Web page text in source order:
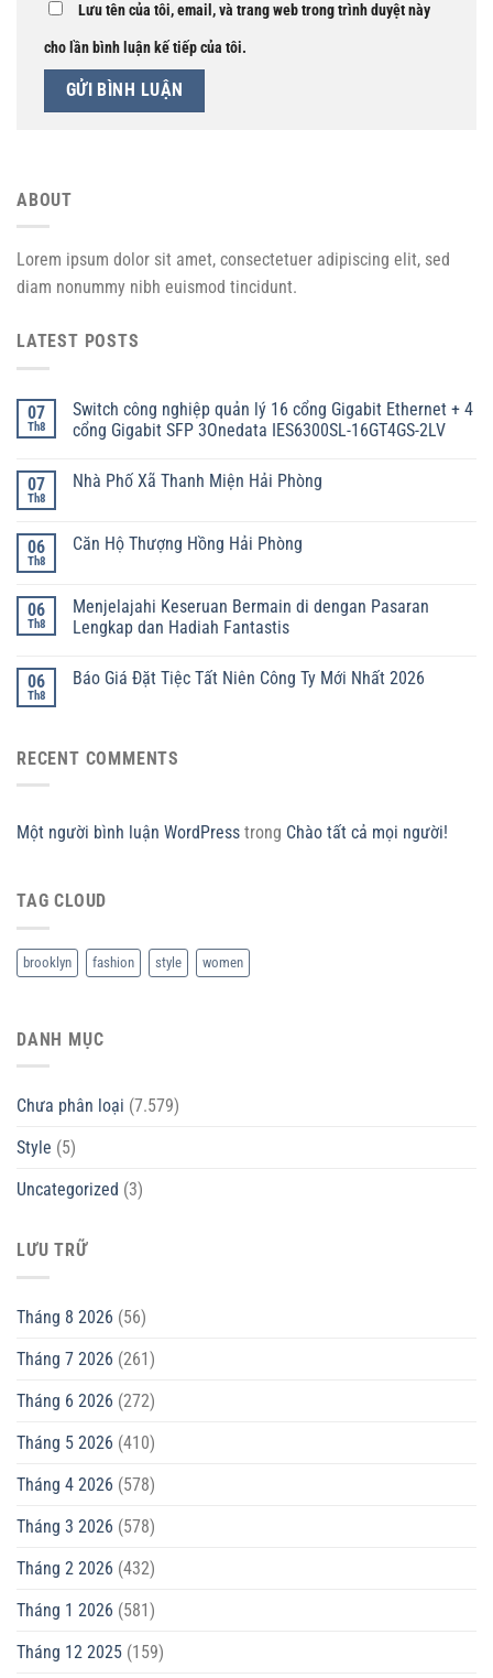
Lưu tên của tôi, email, và trang web trong trình duyệt này
cho lần bình luận kế tiếp của tôi.
ABOUT
Lorem ipsum dolor sit amet, consectetuer adipiscing elit, sed
diam nonummy nibh euismod tincidunt.
LATEST POSTS
07
Th8
Switch công nghiệp quản lý 16 cổng Gigabit Ethernet + 4
cổng Gigabit SFP 3Onedata IES6300SL-16GT4GS-2LV
07
Th8
Nhà Phố Xã Thanh Miện Hải Phòng
06
Th8
Căn Hộ Thượng Hồng Hải Phòng
06
Th8
Menjelajahi Keseruan Bermain di dengan Pasaran
Lengkap dan Hadiah Fantastis
06
Th8
Báo Giá Đặt Tiệc Tất Niên Công Ty Mới Nhất 2026
RECENT COMMENTS
Một người bình luận WordPress trong Chào tất cả mọi người!
TAG CLOUD
brooklyn fashion style women
DANH MỤC
Chưa phân loại (7.579)
Style (5)
Uncategorized (3)
LƯU TRỮ
Tháng 8 2026 (56)
Tháng 7 2026 (261)
Tháng 6 2026 (272)
Tháng 5 2026 (410)
Tháng 4 2026 (578)
Tháng 3 2026 (578)
Tháng 2 2026 (432)
Tháng 1 2026 (581)
Tháng 12 2025 (159)